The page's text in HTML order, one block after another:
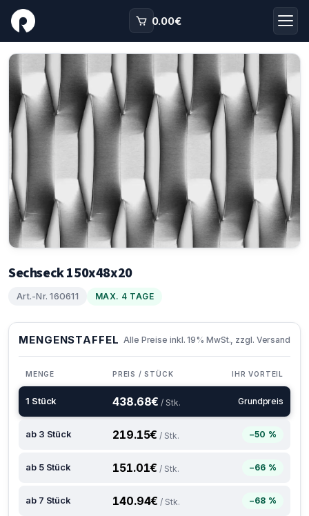
0.00€
Sechseck 150x48x20
Art.-Nr. 160611 MAX. 4 TAGE
MENGENSTAFFEL Alle Preise inkl. 19% MwSt., zzgl. Versand
MENGE PREIS / STÜCK IHR VORTEIL
1 Stück 438.68€ / Stk. Grundpreis
ab 3 Stück 219.15€ / Stk. −50 %
ab 5 Stück 151.01€ / Stk. −66 %
ab 7 Stück 140.94€ / Stk. −68 %